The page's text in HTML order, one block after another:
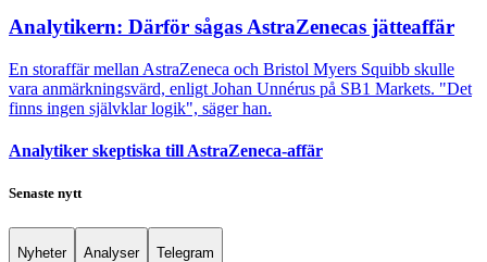
Analytikern: Därför sågas AstraZenecas jätteaffär
En storaffär mellan AstraZeneca och Bristol Myers Squibb skulle
vara anmärkningsvärd, enligt Johan Unnérus på SB1 Markets. "Det
finns ingen självklar logik", säger han.
Analytiker skeptiska till AstraZeneca-affär
Senaste nytt
Nyheter Analyser Telegram